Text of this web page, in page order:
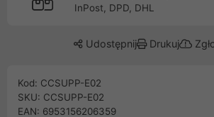
InPost, DPD, DHL
Udostępnij Drukuj
Kod: CCSUPP-E02
SKU: CCSUPP-E02
EAN: 6953156206359